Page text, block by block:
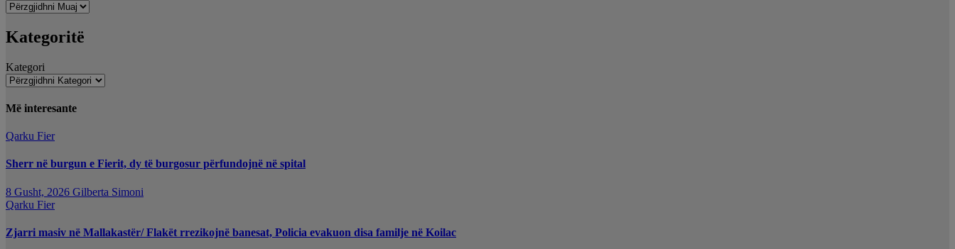
Kategoritë
Kategori
Më interesante
Qarku Fier
Sherr në burgun e Fierit, dy të burgosur përfundojnë në spital
8 Gusht, 2026 Gilberta Simoni
Qarku Fier
Zjarri masiv në Mallakastër/ Flakët rrezikojnë banesat, Policia evakuon disa familje në Koilac